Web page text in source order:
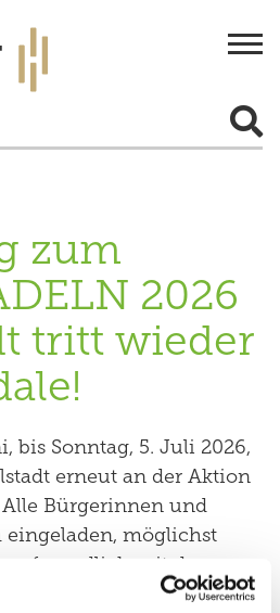
zum
2026
tritt wieder
bis Sonntag, 5. Juli 2026,
erneut an der Aktion
Alle Bürgerinnen und
möglichst
mit dem
und gemeinsam